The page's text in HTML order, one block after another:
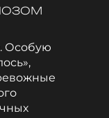
Особую